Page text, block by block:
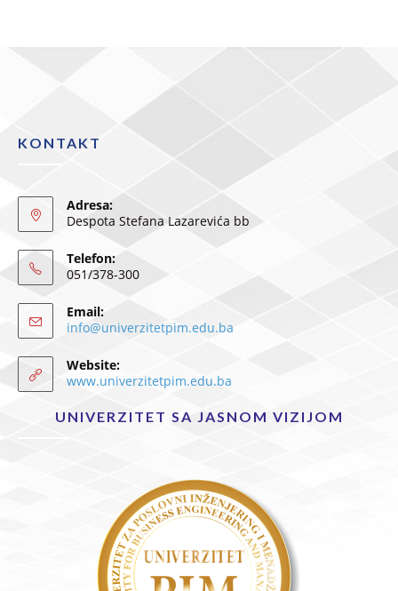
KONTAKT
Adresa:
Despota Stefana Lazarevića bb
Telefon:
051/378-300
Email:
info@univerzitetpim.edu.ba
Website:
www.univerzitetpim.edu.ba
UNIVERZITET SA JASNOM VIZIJOM